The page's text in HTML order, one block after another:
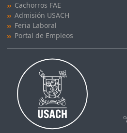
Cachorros FAE
Admisión USACH
Feria Laboral
Portal de Empleos